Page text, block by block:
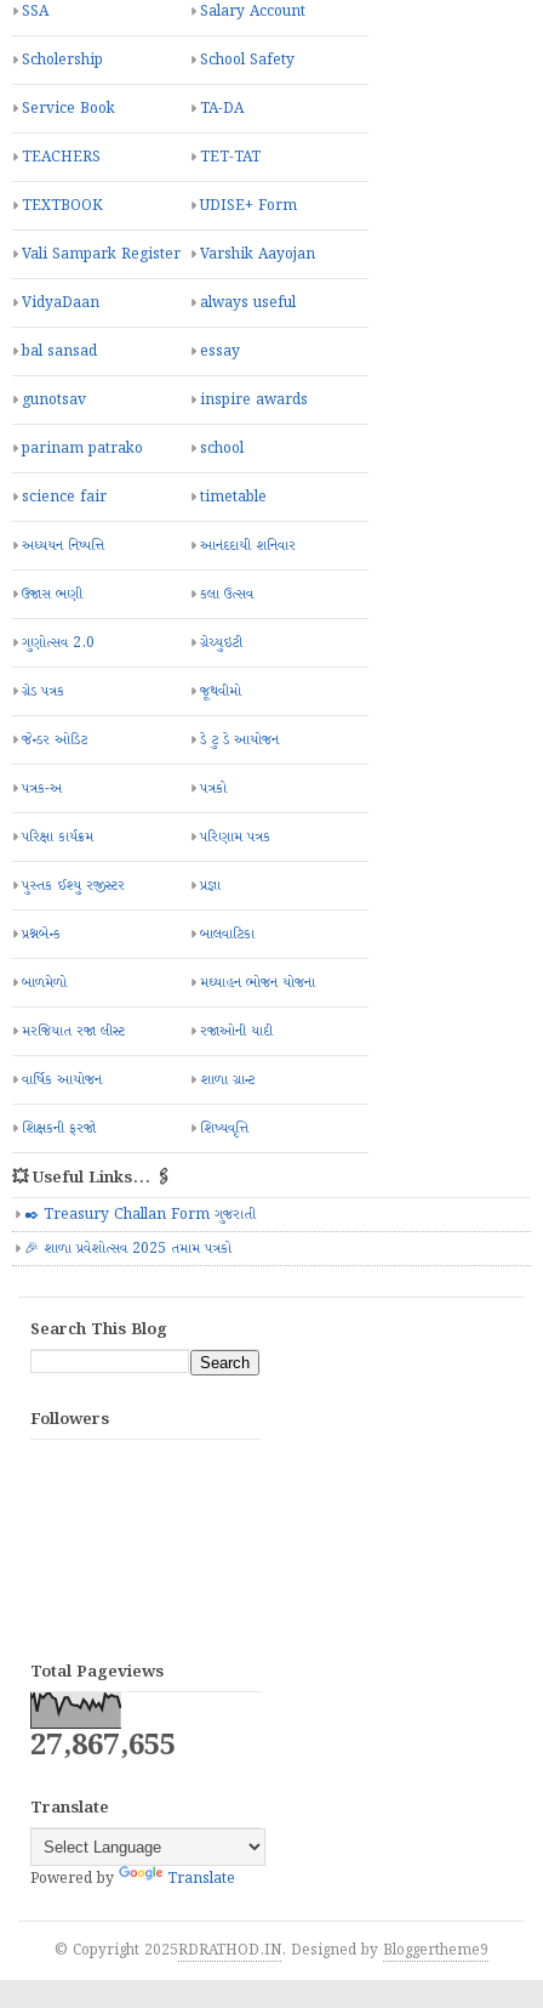
SSA Salary Account
Scholership School Safety
Service Book TA-DA
TEACHERS TET-TAT
TEXTBOOK UDISE+ Form
Vali Sampark Register Varshik Aayojan
VidyaDaan always useful
bal sansad essay
gunotsav inspire awards
parinam patrako school
science fair timetable
અધ્યયન નિષ્પત્તિ આનંદદાયી શનિવાર
ઉજાસ ભણી કલા ઉત્સવ
ગુણોત્સવ 2.0 ગ્રેચ્યુઇટી
ગ્રેડ પત્રક જૂથવીમો
જેન્ડર ઓડિટ ડે ટુ ડે આયોજન
પત્રક-અ પત્રકો
પરિક્ષા કાર્યક્રમ પરિણામ પત્રક
પુસ્તક ઈશ્યુ રજીસ્ટર પ્રજ્ઞા
પ્રશ્નબેન્ક બાલવાટિકા
બાળમેળો મઘ્યાહન ભોજન યોજના
મરજિયાત રજા લીસ્ટ રજાઓની યાદી
વાર્ષિક આયોજન શાળા ગ્રાન્ટ
શિક્ષકની ફરજો શિષ્યવૃત્તિ
💥 Useful Links... 🖇️
✒️ Treasury Challan Form ગુજરાતી
🎉 શાળા પ્રવેશોત્સવ 2025 તમામ પત્રકો
Search This Blog
Followers
Total Pageviews
27,867,655
Translate
Powered by Translate
© Copyright 2025RDRATHOD.IN. Designed by Bloggertheme9